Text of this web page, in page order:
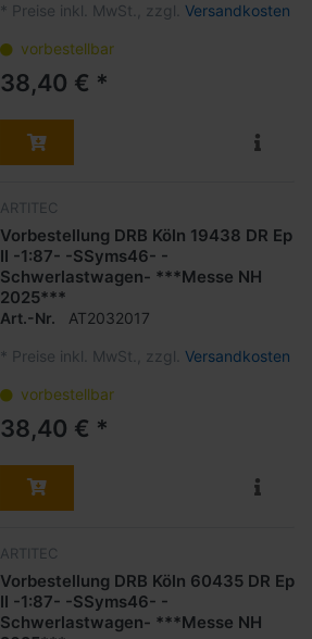
* Preise inkl. MwSt., zzgl. Versandkosten
vorbestellbar
38,40 € *
ARTITEC
Vorbestellung DRB Köln 19438 DR Ep
II -1:87- -SSyms46- -
Schwerlastwagen- ***Messe NH
2025***
Art.-Nr. AT2032017
* Preise inkl. MwSt., zzgl. Versandkosten
vorbestellbar
38,40 € *
ARTITEC
Vorbestellung DRB Köln 60435 DR Ep
II -1:87- -SSyms46- -
Schwerlastwagen- ***Messe NH